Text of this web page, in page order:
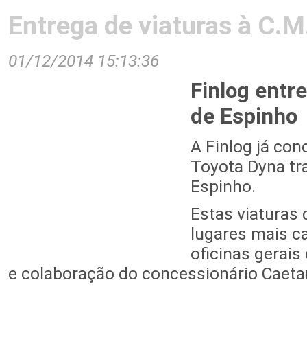
Entrega de viaturas à
01/12/2014 15:13:36
Finlog
de Espinho
A Finlog já
Toyota Dyna
Espinho.
Estas viaturas
lugares mais
oficinas
e colaboração do concessionário